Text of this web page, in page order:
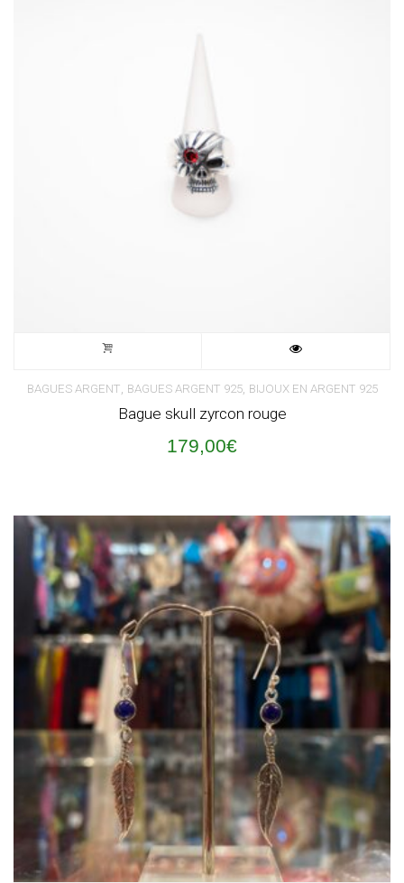
BAGUES ARGENT, BAGUES ARGENT 925, BIJOUX EN ARGENT 925
Bague skull zyrcon rouge
179,00€